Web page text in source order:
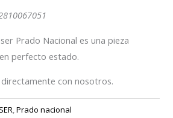
Prado Nacional es una pieza
perfecto estado.
con nosotros.
,Prado nacional